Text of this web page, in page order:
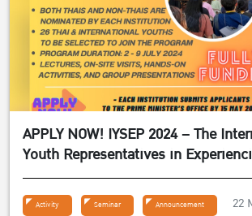
APPLY NOW! IYSEP 2024 – The
Youth Representatives in
Sufficiency Economy Philosophy
Activity Seminar Announcement 22